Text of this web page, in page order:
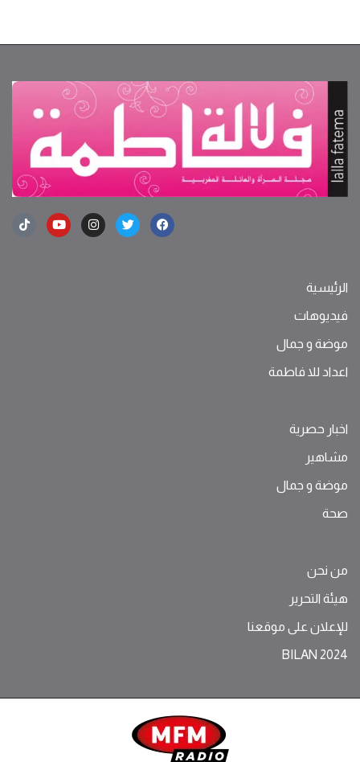
الرئيسية
فيديوهات
موضة ‫و‬ ‫‬‫جمال‬
اعداد للا فاطمة
اخبار حصرية
مشاهير
موضة ‫و‬ ‫‬‫جمال‬
صحة
من نحن
هيئة التحرير
للإعلان على موقعنا
BILAN 2024